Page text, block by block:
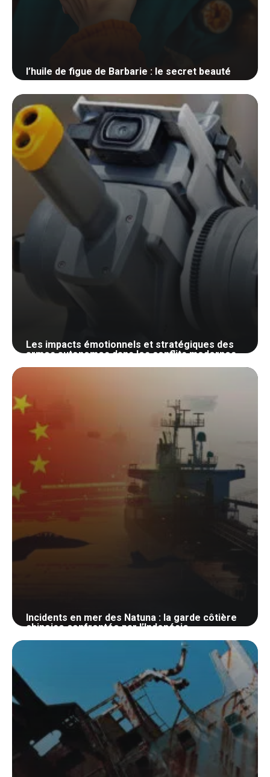
l’huile de figue de Barbarie : le secret beauté
Les impacts émotionnels et stratégiques des
armes autonomes dans les conflits modernes
Incidents en mer des Natuna : la garde côtière
chinoise confrontée par l’Indonésie